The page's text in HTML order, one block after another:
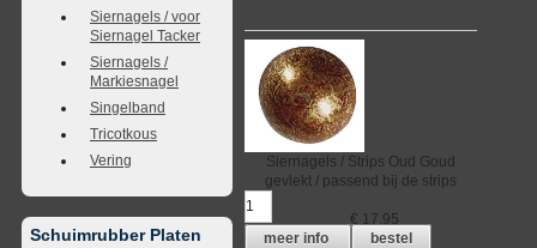
Siernagels / voor
Siernagel Tacker
Siernagels /
Markiesnagel
Singelband
Tricotkous
Vering
Schuimrubber Platen
Siernagels / Strips Oud Goud
gevlekt / passend bij de strips
€ 17,95
meer info
bestel